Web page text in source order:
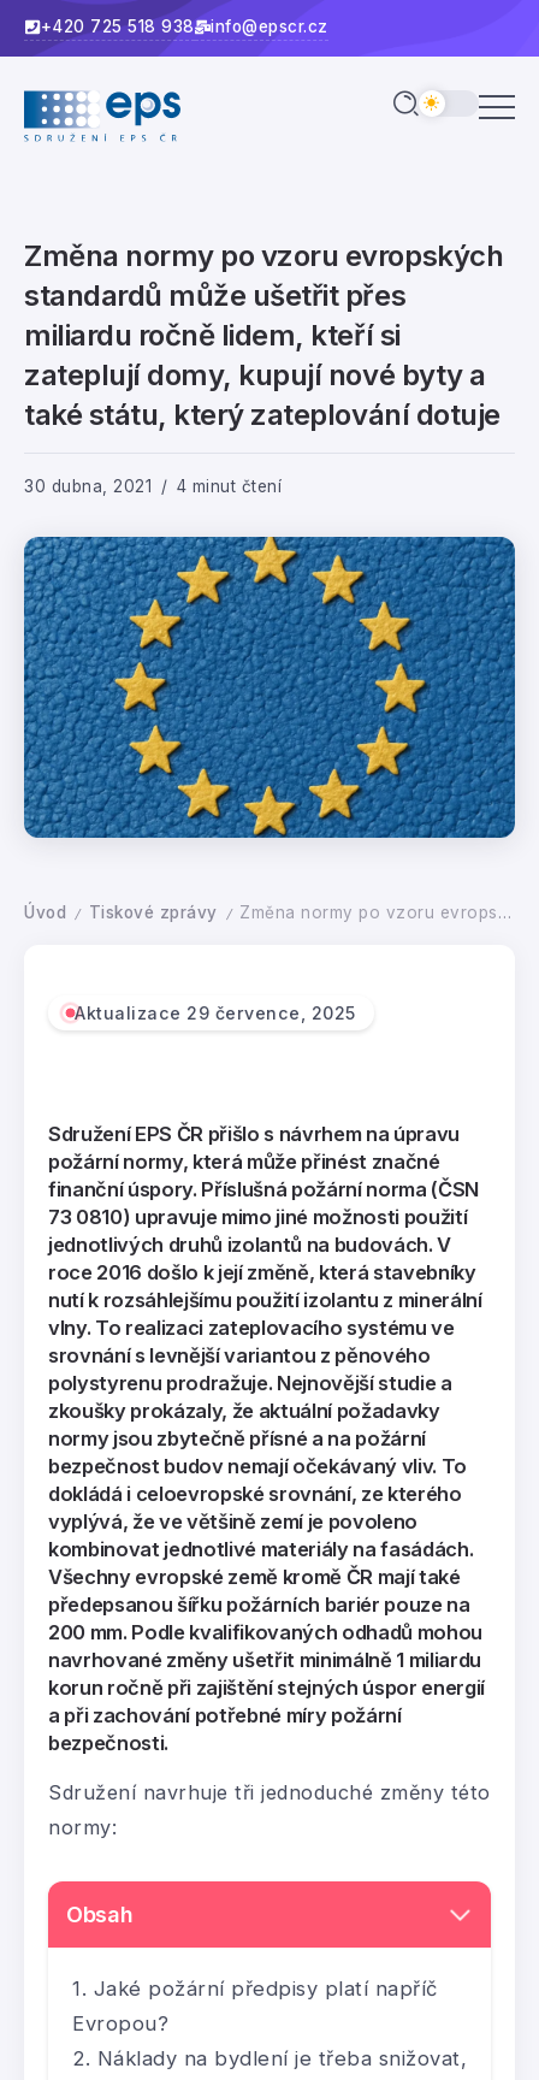
+420 725 518 938 info@epscr.cz
Změna normy po vzoru evropských
standardů může ušetřit přes
miliardu ročně lidem, kteří si
zateplují domy, kupují nové byty a
také státu, který zateplování dotuje
30 dubna, 2021 4 minut čtení
Úvod / Tiskové zprávy / Změna normy po vzoru evropských standardů může ušetřit přes miliardu ročně lidem, kteří si zateplují domy, kupují nové byty a také státu, který zateplování dotuje
Aktualizace 29 července, 2025
Sdružení EPS ČR přišlo s návrhem na úpravu
požární normy, která může přinést značné
finanční úspory. Příslušná požární norma (ČSN
73 0810) upravuje mimo jiné možnosti použití
jednotlivých druhů izolantů na budovách. V
roce 2016 došlo k její změně, která stavebníky
nutí k rozsáhlejšímu použití izolantu z minerální
vlny. To realizaci zateplovacího systému ve
srovnání s levnější variantou z pěnového
polystyrenu prodražuje. Nejnovější studie a
zkoušky prokázaly, že aktuální požadavky
normy jsou zbytečně přísné a na požární
bezpečnost budov nemají očekávaný vliv. To
dokládá i celoevropské srovnání, ze kterého
vyplývá, že ve většině zemí je povoleno
kombinovat jednotlivé materiály na fasádách.
Všechny evropské země kromě ČR mají také
předepsanou šířku požárních bariér pouze na
200 mm. Podle kvalifikovaných odhadů mohou
navrhované změny ušetřit minimálně 1 miliardu
korun ročně při zajištění stejných úspor energií
a při zachování potřebné míry požární
bezpečnosti.
Sdružení navrhuje tři jednoduché změny této
normy:
Obsah
Jaké požární předpisy platí napříč
Evropou?
Náklady na bydlení je třeba snižovat,